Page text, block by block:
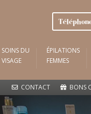
SOINS DU
VISAGE
ÉPILATIONS
FEMMES
CONTACT BONS